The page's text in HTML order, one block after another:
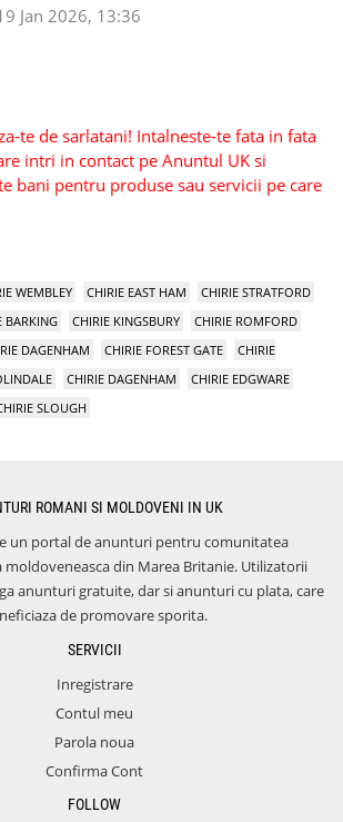
Jan 2026, 13:36
te de sarlatani! Intalneste-te fata in fata
intri in contact pe Anuntul UK si
bani pentru produse sau servicii pe care
WEMBLEY CHIRIE EAST HAM
CHIRIE STRATFORD
BARKING CHIRIE KINGSBURY
CHIRIE ROMFORD
DAGENHAM CHIRIE FOREST GATE
CHIRIE
CHIRIE DAGENHAM
CHIRIE EDGWARE
SLOUGH
ROMANI SI MOLDOVENI IN UK
un portal de anunturi pentru comunitatea
moldoveneasca din Marea Britanie. Utilizatorii
anunturi gratuite, dar si anunturi cu plata, care
de promovare sporita.
SERVICII
Inregistrare
Contul meu
Parola noua
Confirma Cont
FOLLOW